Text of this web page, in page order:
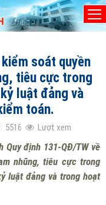
soát quyền
tiêu cực trong
luật đảng và
toán.
5516 Lượt xem
Quy định 131-QĐ/TW về
nhũng, tiêu cực trong
luật đảng và trong hoạt